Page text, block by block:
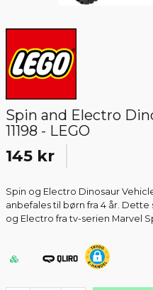
Spin and Electro
11198 - LEGO
145 kr
Spin og Electro Dinosaur
anbefales til børn fra 4 år.
og Electro fra tv-serien Marvel